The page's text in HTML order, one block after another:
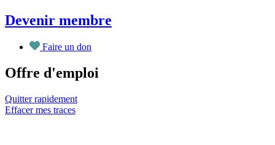
Aller
au
contenu
Devenir membre
Faire un don
Offre d'emploi
Quitter rapidement
Effacer mes traces